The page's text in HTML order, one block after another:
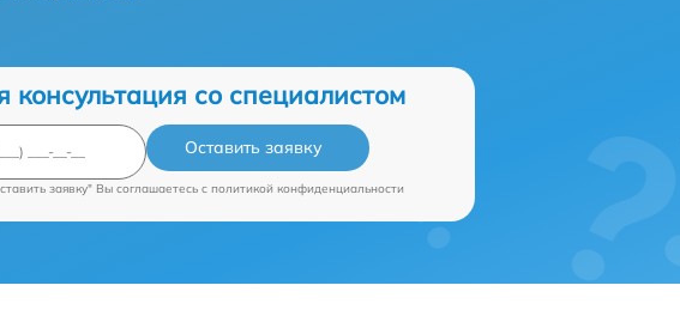
консультация со специалистом
Оставить заявку
заявку" Вы соглашаетесь c политикой конфиденциальности